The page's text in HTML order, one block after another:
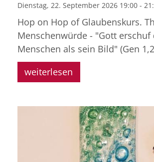
Dienstag, 22. September 2026 19:00 -
Hop on Hop of Glaubenskurs.
Menschenwürde - "Gott erschuf
Menschen als sein Bild" (Gen
weiterlesen